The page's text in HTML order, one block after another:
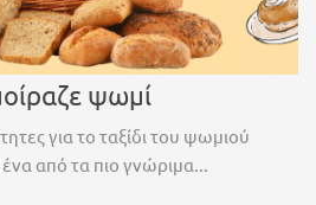
ψωμί
για το ταξίδι του ψωμιού
από τα πιο γνώριμα...